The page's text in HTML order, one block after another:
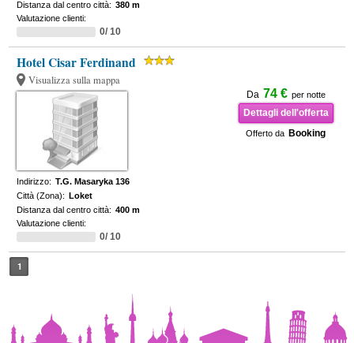
Distanza dal centro città: 380 m
Valutazione clienti:
0/ 10
Hotel Cisar Ferdinand
Visualizza sulla mappa
Da 74 € per notte
Dettagli dell'offerta
Offerto da Booking
Indirizzo: T.G. Masaryka 136
Città (Zona): Loket
Distanza dal centro città: 400 m
Valutazione clienti:
0/ 10
1